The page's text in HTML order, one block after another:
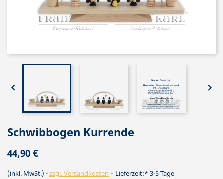
 
Schwibbogen Kurrende
44,90 €
(inkl. MwSt.) zzgl. Versandkosten Lieferzeit:* 3-5 Tage